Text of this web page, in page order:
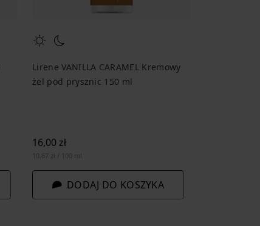
Lirene VANILLA CARAMEL Kremowy
żel pod prysznic 150 ml
16,00 zł
10,67 zł / 100 ml
DODAJ DO KOSZYKA